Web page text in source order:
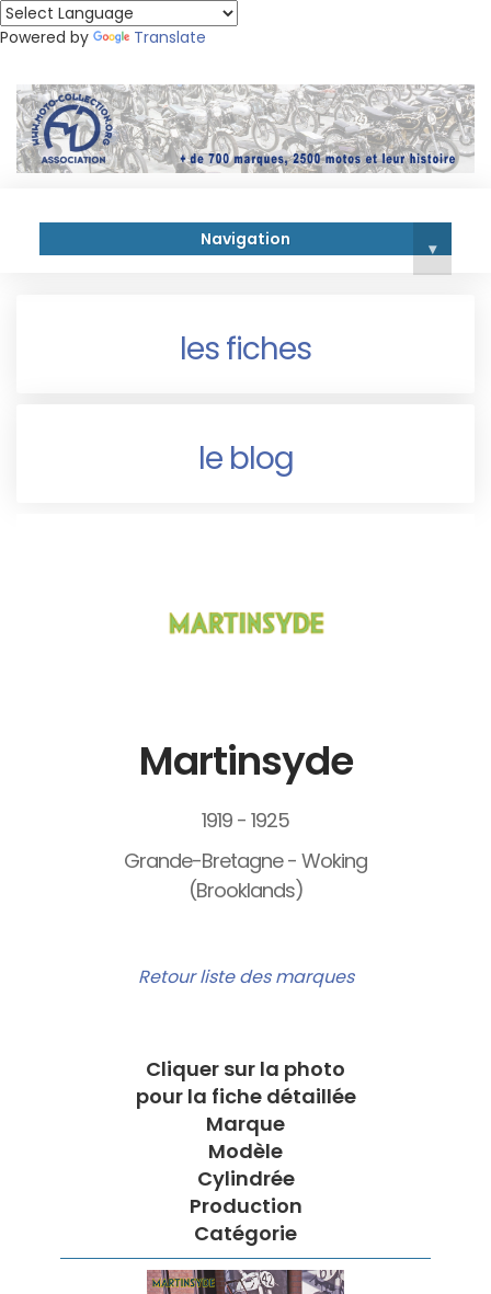
Powered by Translate
Navigation ▾
les fiches
le blog
Martinsyde
1919 - 1925
Grande-Bretagne - Woking
(Brooklands)
Retour liste des marques
Cliquer sur la photo
pour la fiche détaillée
Marque
Modèle
Cylindrée
Production
Catégorie